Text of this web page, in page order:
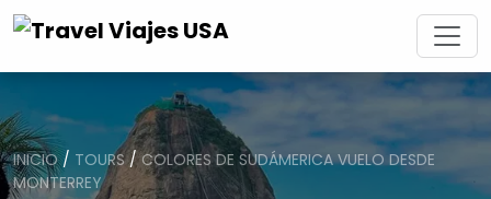
INICIO/ TOURS/COLORES DE SUDÁMERICA VUELO DESDE
MONTERREY